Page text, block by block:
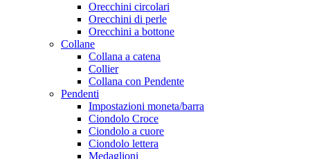
Orecchini circolari
Orecchini di perle
Orecchini a bottone
Collane
Collana a catena
Collier
Collana con Pendente
Pendenti
Impostazioni moneta/barra
Ciondolo Croce
Ciondolo a cuore
Ciondolo lettera
Medaglioni